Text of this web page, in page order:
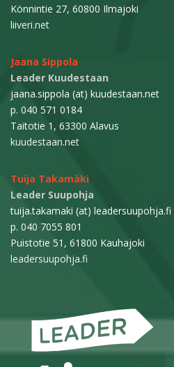
Könnintie 27, 60800 Ilmajoki
liiveri.net
Jaana Sippola
Leader Kuudestaan
jaana.sippola (at) kuudestaan.net
p. 040 571 0184
Taitotie 1, 63300 Alavus
kuudestaan.net
Tuija Takamäki
Leader Suupohja
tuija.takamaki (at) leadersuupohja.fi
p. 040 7055 801
Puistotie 51, 61800 Kauhajoki
leadersuupohja.fi